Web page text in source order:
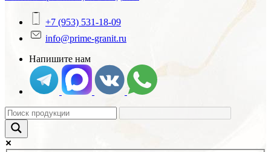
+7 (953) 531-18-09
info@prime-granit.ru
Напишите нам